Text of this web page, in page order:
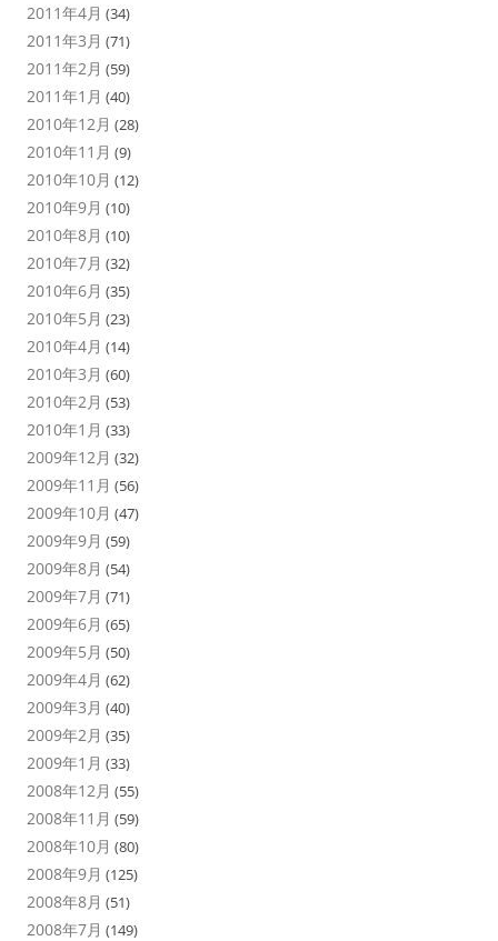
2011年4月 (34)
2011年3月 (71)
2011年2月 (59)
2011年1月 (40)
2010年12月 (28)
2010年11月 (9)
2010年10月 (12)
2010年9月 (10)
2010年8月 (10)
2010年7月 (32)
2010年6月 (35)
2010年5月 (23)
2010年4月 (14)
2010年3月 (60)
2010年2月 (53)
2010年1月 (33)
2009年12月 (32)
2009年11月 (56)
2009年10月 (47)
2009年9月 (59)
2009年8月 (54)
2009年7月 (71)
2009年6月 (65)
2009年5月 (50)
2009年4月 (62)
2009年3月 (40)
2009年2月 (35)
2009年1月 (33)
2008年12月 (55)
2008年11月 (59)
2008年10月 (80)
2008年9月 (125)
2008年8月 (51)
2008年7月 (149)